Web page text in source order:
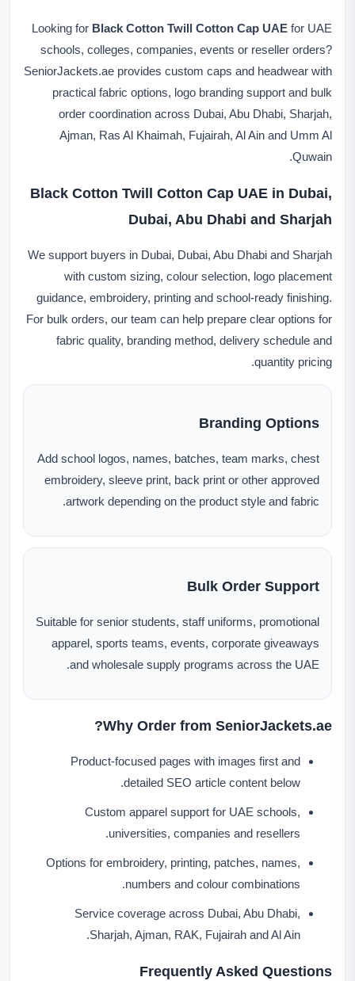
Looking for Black Cotton Twill Cotton Cap UAE for UAE
schools, colleges, companies, events or reseller orders?
SeniorJackets.ae provides custom caps and headwear with
practical fabric options, logo branding support and bulk
order coordination across Dubai, Abu Dhabi, Sharjah,
Ajman, Ras Al Khaimah, Fujairah, Al Ain and Umm Al
Quwain.
Black Cotton Twill Cotton Cap UAE in Dubai,
Dubai, Abu Dhabi and Sharjah
We support buyers in Dubai, Dubai, Abu Dhabi and Sharjah
with custom sizing, colour selection, logo placement
guidance, embroidery, printing and school-ready finishing.
For bulk orders, our team can help prepare clear options for
fabric quality, branding method, delivery schedule and
quantity pricing.
Branding Options
Add school logos, names, batches, team marks, chest
embroidery, sleeve print, back print or other approved
artwork depending on the product style and fabric.
Bulk Order Support
Suitable for senior students, staff uniforms, promotional
apparel, sports teams, events, corporate giveaways
and wholesale supply programs across the UAE.
Why Order from SeniorJackets.ae?
Product-focused pages with images first and
detailed SEO article content below.
Custom apparel support for UAE schools,
universities, companies and resellers.
Options for embroidery, printing, patches, names,
numbers and colour combinations.
Service coverage across Dubai, Abu Dhabi,
Sharjah, Ajman, RAK, Fujairah and Al Ain.
Frequently Asked Questions